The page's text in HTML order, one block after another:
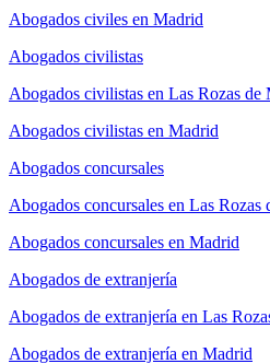
Abogados civiles en Madrid
Abogados civilistas
Abogados civilistas en Las Rozas de
Abogados civilistas en Madrid
Abogados concursales
Abogados concursales en Las Rozas
Abogados concursales en Madrid
Abogados de extranjería
Abogados de extranjería en Las
Abogados de extranjería en Madrid